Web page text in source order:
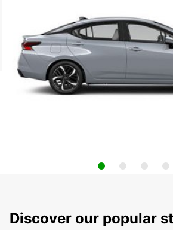
Discover our popular